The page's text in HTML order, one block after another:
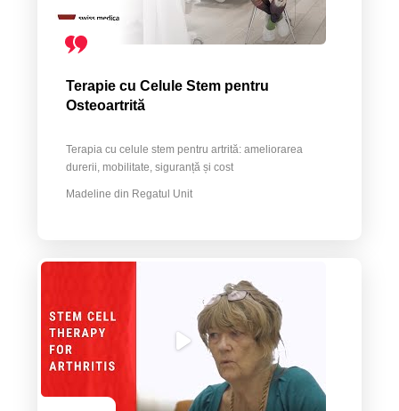
Terapie cu Celule Stem pentru
Osteoartrită
Terapia cu celule stem pentru artrită: ameliorarea
durerii, mobilitate, siguranță și cost
Madeline din Regatul Unit